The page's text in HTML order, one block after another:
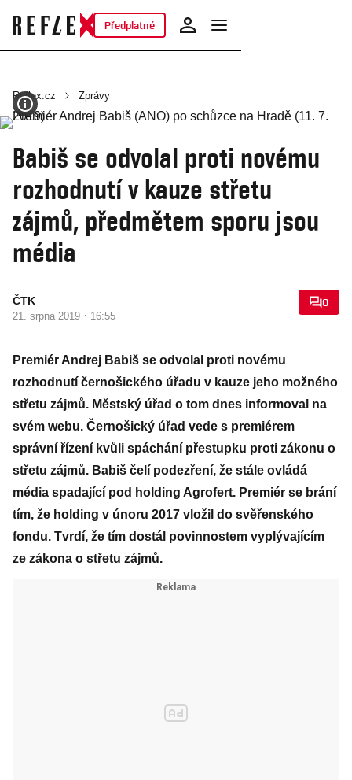
Předplatné
Reflex.cz Zprávy
Babiš se odvolal proti novému
rozhodnutí v kauze střetu
zájmů, předmětem sporu jsou
média
ČTK
21. srpna 2019 · 16:55
0
Premiér Andrej Babiš se odvolal proti novému
rozhodnutí černošického úřadu v kauze jeho možného
střetu zájmů. Městský úřad o tom dnes informoval na
svém webu. Černošický úřad vede s premiérem
správní řízení kvůli spáchání přestupku proti zákonu o
střetu zájmů. Babiš čelí podezření, že stále ovládá
média spadající pod holding Agrofert. Premiér se brání
tím, že holding v únoru 2017 vložil do svěřenského
fondu. Tvrdí, že tím dostál povinnostem vyplývajícím
ze zákona o střetu zájmů.